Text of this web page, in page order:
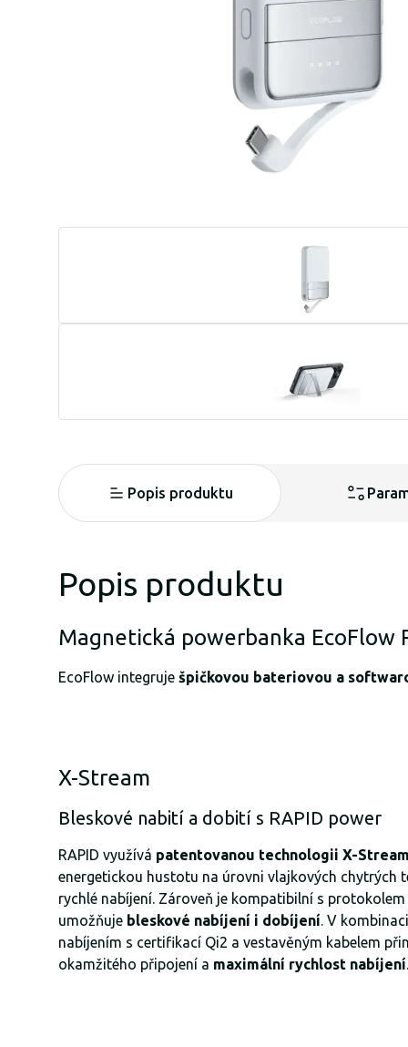
Popis produktu
Popis produktu
Magnetická powerbanka EcoFlow
EcoFlow integruje špičkovou bateriovou a
X-Stream
Bleskové nabití a dobití s ​​RAPID power
RAPID využívá patentovanou technologii X-
energetickou hustotu na úrovni vlajkových chytrých
rychlé nabíjení. Zároveň je kompatibilní s protokolem
umožňuje bleskové nabíjení i dobíjení. V
nabíjením s certifikací Qi2 a vestavěným kabelem
okamžitého připojení a maximální rychlost nabíjení.